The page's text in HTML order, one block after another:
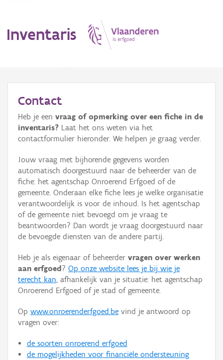
Inventaris
Erfgoedobject
Aanduidingsobject
Waarneming
Thema
Gebeurtenis
Persoon of collectief
Hergebruik
Aanmelden
Contact
Heb je een vraag of opmerking over een fiche in de
inventaris? Laat het ons weten via het
contactformulier hieronder. We helpen je graag verder.
Jouw vraag met bijhorende gegevens worden
automatisch doorgestuurd naar de beheerder van de
fiche: het agentschap Onroerend Erfgoed of de
gemeente. Onderaan elke fiche lees je welke organisatie
verantwoordelijk is voor de inhoud. Is het agentschap
of de gemeente niet bevoegd om je vraag te
beantwoorden? Dan wordt je vraag doorgestuurd naar
de bevoegde diensten van de andere partij.
Heb je als eigenaar of beheerder vragen over werken
aan erfgoed ? Op onze website lees je bij wie je
terecht kan, afhankelijk van je situatie: het agentschap
Onroerend Erfgoed of je stad of gemeente.
Op www.onroerenderfgoed.be vind je antwoord op
vragen over:
de soorten onroerend erfgoed
de mogelijkheden voor financiële ondersteuning